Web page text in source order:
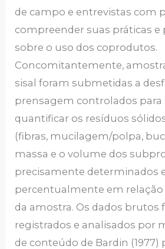
de campo e entrevistas com
compreender suas práticas e
sobre o uso dos coprodutos.
Concomitantemente,
sisal foram submetidas a
prensagem controlados para
quantificar os resíduos
(fibras, mucilagem/polpa,
massa e o volume dos
precisamente determinados
percentualmente em relação
da amostra. Os dados brutos
registrados e analisados por
de conteúdo de Bardin (1977)